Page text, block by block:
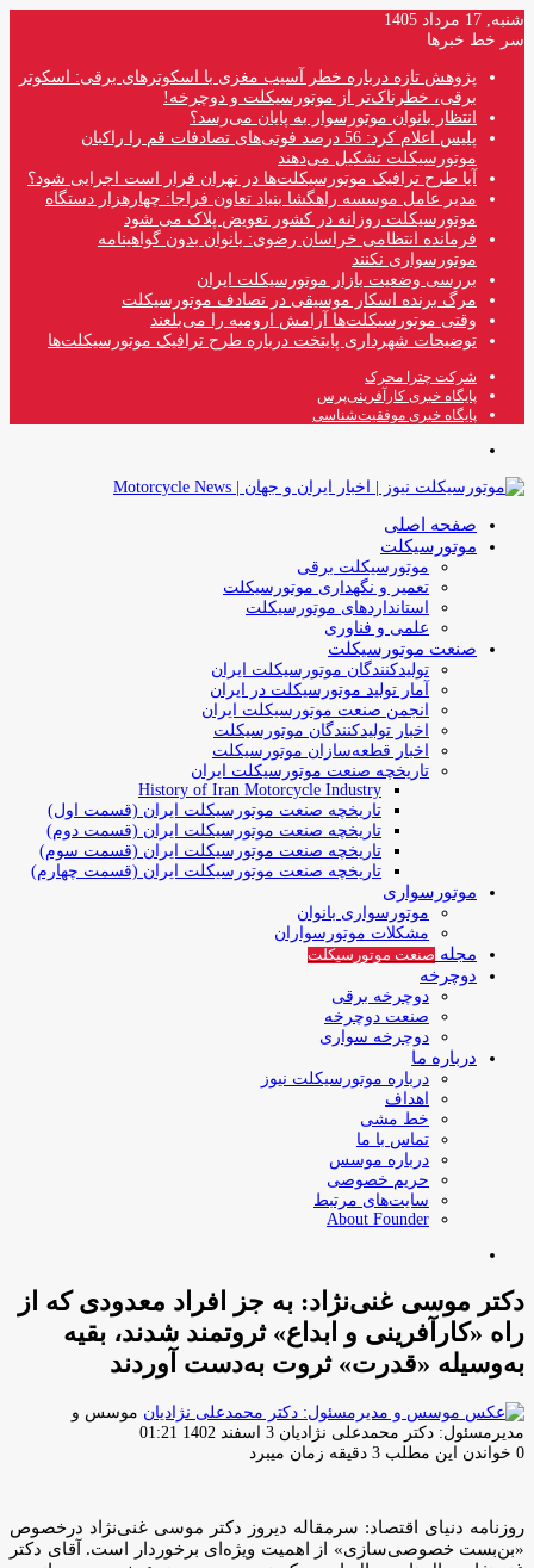
شنبه, 17 مرداد 1405
سر خط خبرها
پژوهش تازه درباره خطر آسیب مغزی با اسکوترهای برقی: اسکوتر
برقی، خطرناک‌تر از موتورسیکلت و دوچرخه!
انتظار بانوان موتورسوار به پایان می‌رسد؟
پلیس اعلام کرد: 56 درصد فوتی‌های تصادفات قم را راکبان
موتورسیکلت تشکیل می‌دهند
آیا طرح ترافیک موتورسیکلت‌ها در تهران قرار است اجرایی شود؟
مدیر عامل موسسه راهگشا بنیاد تعاون فراجا: چهارهزار دستگاه
موتورسیکلت روزانه در کشور تعویض پلاک می شود
فرمانده انتظامی خراسان رضوی: بانوان بدون گواهینامه
موتورسواری نکنند
بررسی وضعیت بازار موتورسیکلت ایران
مرگ برنده اسکار موسیقی در تصادف موتورسیکلت
وقتی موتورسیکلت‌ها آرامش ارومیه را می‌بلعند
توضیحات شهرداری پایتخت درباره طرح ترافیک موتورسیکلت‌ها
شرکت چترا محرک
پایگاه خبری کارآفرینی‌پرس
پایگاه خبری موفقیت‌شناسی
صفحه اصلی
موتورسیکلت
موتورسیکلت برقی
تعمیر و نگهداری موتورسیکلت
استانداردهای موتورسیکلت
علمی و فناوری
صنعت موتورسیکلت
تولیدکنندگان موتورسیکلت ایران
آمار تولید موتورسیکلت در ایران
انجمن صنعت موتورسیکلت ایران
اخبار تولیدکنندگان موتورسیکلت
اخبار قطعه‌سازان موتورسیکلت
تاریخچه صنعت موتورسیکلت ایران
History of Iran Motorcycle Industry
تاریخچه صنعت موتورسیکلت ایران (قسمت اول)
تاریخچه صنعت موتورسیکلت ایران (قسمت دوم)
تاریخچه صنعت موتورسیکلت ایران (قسمت سوم)
تاریخچه صنعت موتورسیکلت ایران (قسمت چهارم)
موتورسواری
موتورسواری بانوان
مشکلات موتورسواران
مجله صنعت موتورسیکلت
دوچرخه
دوچرخه برقی
صنعت دوچرخه
دوچرخه سواری
درباره ما
درباره موتورسیکلت نیوز
اهداف
خط مشی
تماس با ما
درباره موسس
حریم خصوصی
سایت‌های مرتبط
About Founder
دکتر موسی غنی‌نژاد: به جز افراد معدودی که از
راه «کارآفرینی و ابداع» ثروتمند شدند، بقیه
به‌وسیله «قدرت» ثروت به‌دست آوردند
موسس و
مدیرمسئول: دکتر محمدعلی نژادیان ارسال
ایمیل
3 اسفند 1402 01:21
0 خواندن این مطلب 3 دقیقه زمان میبرد
روزنامه دنیای اقتصاد: سرمقاله دیروز دکتر موسی غنی‌نژاد درخصوص
«بن‌بست خصوصی‌سازی» از اهمیت ویژه‌ای برخوردار است. آقای دکتر